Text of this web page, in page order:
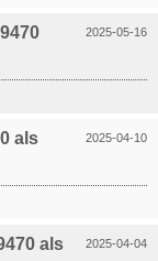
2025-05-16
2025-04-10
als
2025-04-04
als